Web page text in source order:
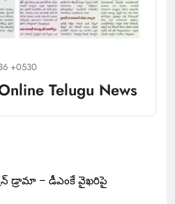
+0530
Telugu News
– డీఎంకే వైఖరిపై